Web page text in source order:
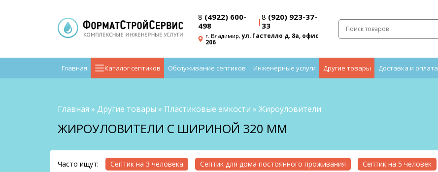
8 (4922) 600-
498
|8 (920) 923-37-
33
г. Владимир,ул. Гастелло д. 8а, офис
206
Главная Каталог септиков Обслуживание септиков Инженерные услуги Другие товары Доставка и оплата
Главная » Другие товары » Пластиковые емкости » Жироуловители
ЖИРОУЛОВИТЕЛИ С ШИРИНОЙ 320 ММ
Часто ищут: Септик на 3 человека Септик для дома постоянного проживания Септик на 5 человек